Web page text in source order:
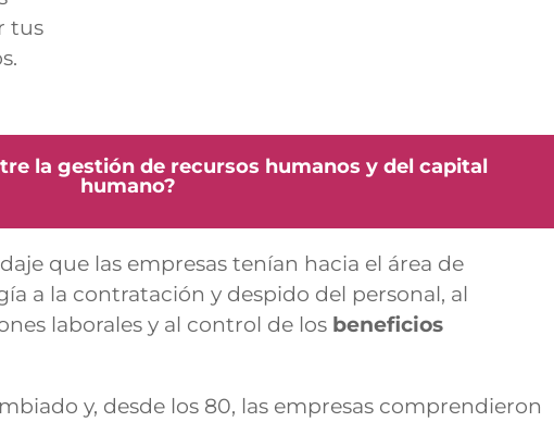
tus
la gestión de recursos humanos y del capital
humano?
que las empresas tenían hacia el área de
a la contratación y despido del personal, al
laborales y al control de los beneficios
y, desde los 80, las empresas comprendieron